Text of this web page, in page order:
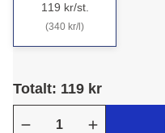
119 kr/st.
(340 kr/l)
Totalt: 119 kr